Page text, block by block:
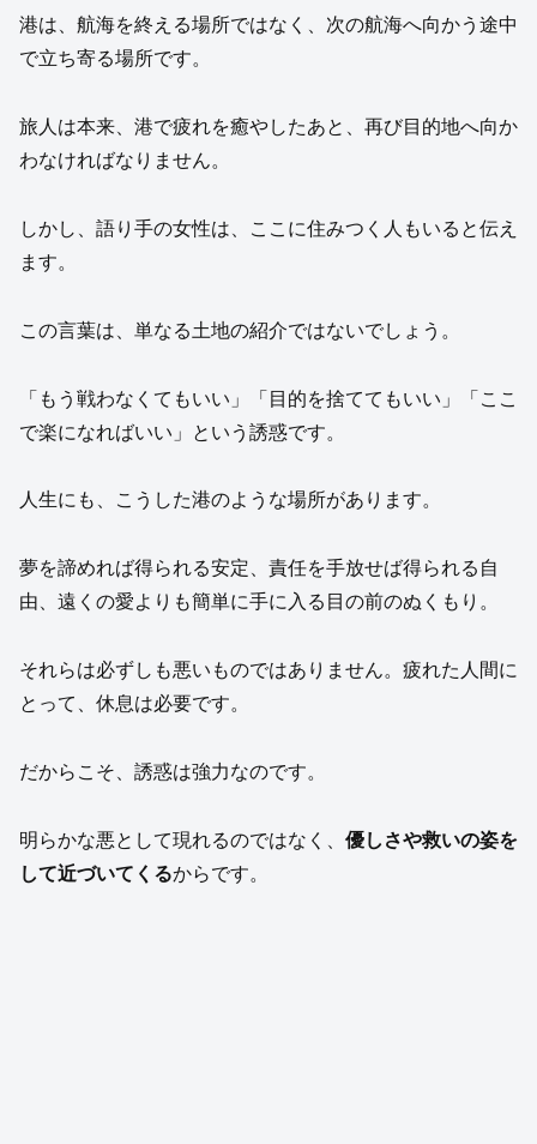
港は、航海を終える場所ではなく、次の航海へ向かう途中
で立ち寄る場所です。
旅人は本来、港で疲れを癒やしたあと、再び目的地へ向か
わなければなりません。
しかし、語り手の女性は、ここに住みつく人もいると伝え
ます。
この言葉は、単なる土地の紹介ではないでしょう。
「もう戦わなくてもいい」「目的を捨ててもいい」「ここ
で楽になればいい」という誘惑です。
人生にも、こうした港のような場所があります。
夢を諦めれば得られる安定、責任を手放せば得られる自
由、遠くの愛よりも簡単に手に入る目の前のぬくもり。
それらは必ずしも悪いものではありません。疲れた人間に
とって、休息は必要です。
だからこそ、誘惑は強力なのです。
明らかな悪として現れるのではなく、 優しさや救いの姿を
して近づいてくるからです。